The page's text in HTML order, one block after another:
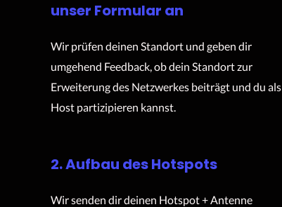
unser Formular an
Wir prüfen deinen Standort und geben dir
umgehend Feedback, ob dein Standort zur
Erweiterung des Netzwerkes beiträgt und du als
Host partizipieren kannst.
2. Aufbau des Hotspots
Wir senden dir deinen Hotspot + Antenne